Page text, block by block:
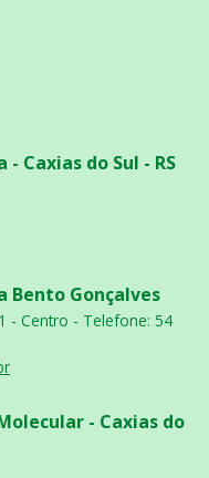
Caxias do Sul - RS
Bento Gonçalves
- Centro - Telefone: 54
- Caxias do